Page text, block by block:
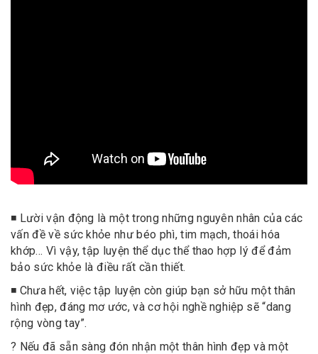
◾️ Lười vận động là một trong những nguyên nhân của các
vấn đề về sức khỏe như béo phì, tim mạch, thoái hóa
khớp… Vì vậy, tập luyện thể dục thể thao hợp lý để đảm
bảo sức khỏe là điều rất cần thiết.
◾️ Chưa hết, việc tập luyện còn giúp bạn sở hữu một thân
hình đẹp, đáng mơ ước, và cơ hội nghề nghiệp sẽ “dang
rộng vòng tay”.
? Nếu đã sẵn sàng đón nhận một thân hình đẹp và một